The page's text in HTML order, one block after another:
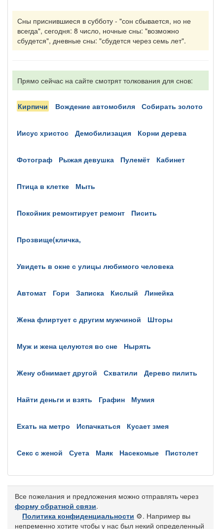
Сны приснившиеся в субботу - "сон сбывается, но не
всегда", сегодня: 8 число, ночные сны: "возможно
сбудется", дневные сны: "сбудется через семь лет".
Прямо сейчас на сайте смотрят толкования для снов:
кирпичи вождение автомобиля собирать золото
иисус христос демобилизация корни дерева
фотограф рыжая девушка пулемёт кабинет
птица в клетке мыть
покойник ремонтирует ремонт писить
прозвище(кличка,
увидеть в окне с улицы любимого человека
автомат гори записка кислый линейка
жена флиртует с другим мужчиной шторы
муж и жена целуются во сне нырять
жену обнимает другой схватили дерево пилить
найти деньги и взять графин мумия
ехать на метро испачкаться кусает змея
секс с женой суета маяк насекомые пистолет
Все пожелания и предложения можно отправлять через
форму обратной связи.
Политика конфиденциальности ⚙️. Например вы
непременно хотите чтобы у нас был некий определенный